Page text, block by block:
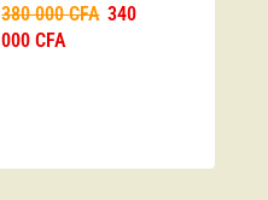
USA – 4350mAh – 01
mois
380 000CFA 340
000CFA